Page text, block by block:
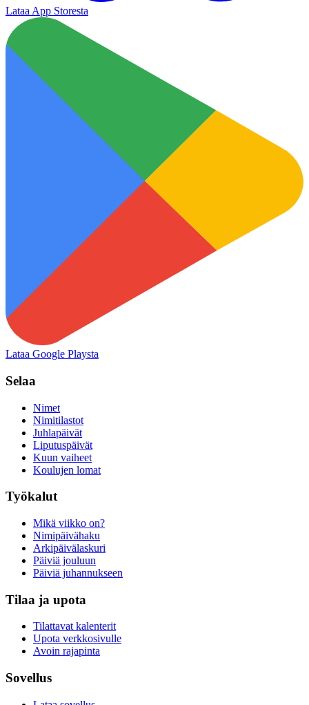
Lataa App Storesta
Lataa Google Playsta
Selaa
Nimet
Nimitilastot
Juhlapäivät
Liputuspäivät
Kuun vaiheet
Koulujen lomat
Työkalut
Mikä viikko on?
Nimipäivähaku
Arkipäivälaskuri
Päiviä jouluun
Päiviä juhannukseen
Tilaa ja upota
Tilattavat kalenterit
Upota verkkosivulle
Avoin rajapinta
Sovellus